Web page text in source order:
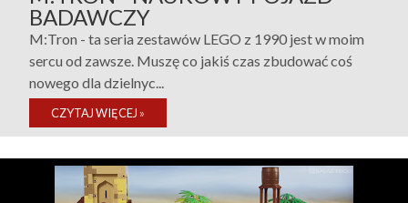
BADAWCZY
M:Tron - ta seria zestawów LEGO z 1990 jest w moim
sercu od zawsze. Muszę co jakiś czas zbudować coś
nowego dla dzielnyc...
CZYTAJ WIĘCEJ »